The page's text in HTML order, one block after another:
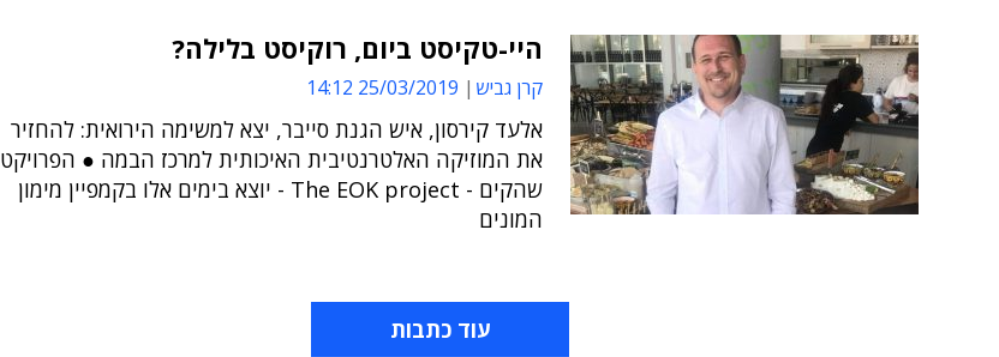
היי-טקיסט ביום, רוקיסט בלילה?
קרן גביש 25/03/2019 14:12
אלעד קירסון, איש הגנת סייבר, יצא למשימה הירואית: להחזיר
את המוזיקה האלטרנטיבית האיכותית למרכז הבמה ● הפרויקט
שהקים - The EOK project - יוצא בימים אלו בקמפיין מימון
המונים
עוד כתבות